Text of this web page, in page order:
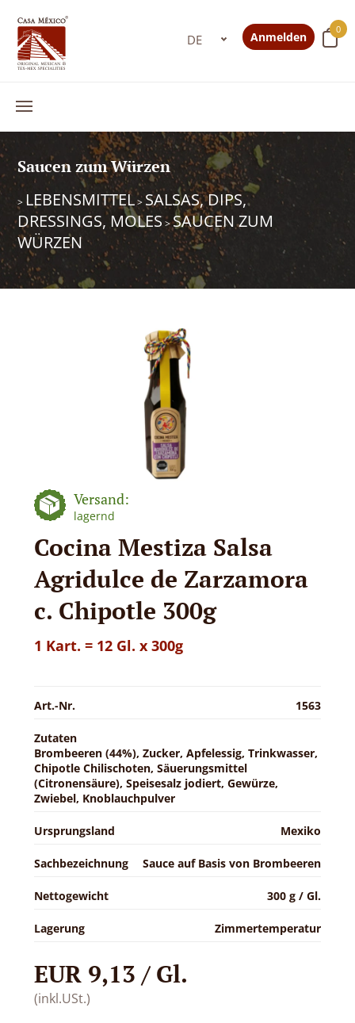
0
Anmelden
Saucen zum Würzen
> LEBENSMITTEL> SALSAS, DIPS,
DRESSINGS, MOLES >SAUCEN ZUM
WÜRZEN
Versand:
lagernd
Cocina Mestiza Salsa
Agridulce de Zarzamora
c. Chipotle 300g
1 Kart. = 12 Gl. x 300g
Art.-Nr. 1563
Zutaten
Brombeeren (44%), Zucker, Apfelessig, Trinkwasser,
Chipotle Chilischoten, Säuerungsmittel
(Citronensäure), Speisesalz jodiert, Gewürze,
Zwiebel, Knoblauchpulver
Ursprungsland Mexiko
Sachbezeichnung Sauce auf Basis von Brombeeren
Nettogewicht 300 g / Gl.
Lagerung Zimmertemperatur
EUR 9,13 / Gl.
(inkl.USt.)